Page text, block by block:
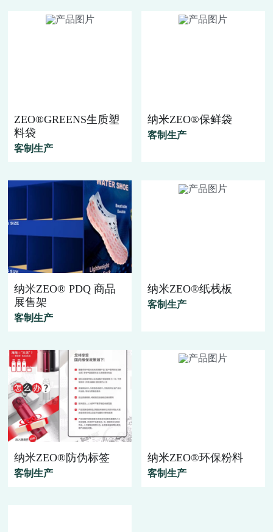
ZEO®GREENS生质塑
料袋
客制生产
纳米ZEO®保鲜袋
客制生产
纳米ZEO® PDQ 商品
展售架
客制生产
纳米ZEO®纸栈板
客制生产
纳米ZEO®防伪标签
客制生产
纳米ZEO®环保粉料
客制生产